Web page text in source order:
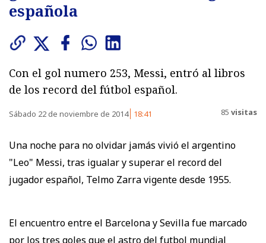
española
Con el gol numero 253, Messi, entró al libros
de los record del fútbol español.
Sábado 22 de noviembre de 2014 18:41 85 visitas
Una noche para no olvidar jamás vivió el argentino
"Leo" Messi, tras igualar y superar el record del
jugador español, Telmo Zarra vigente desde 1955.
El encuentro entre el Barcelona y Sevilla fue marcado
por los tres goles que el astro del futbol mundial